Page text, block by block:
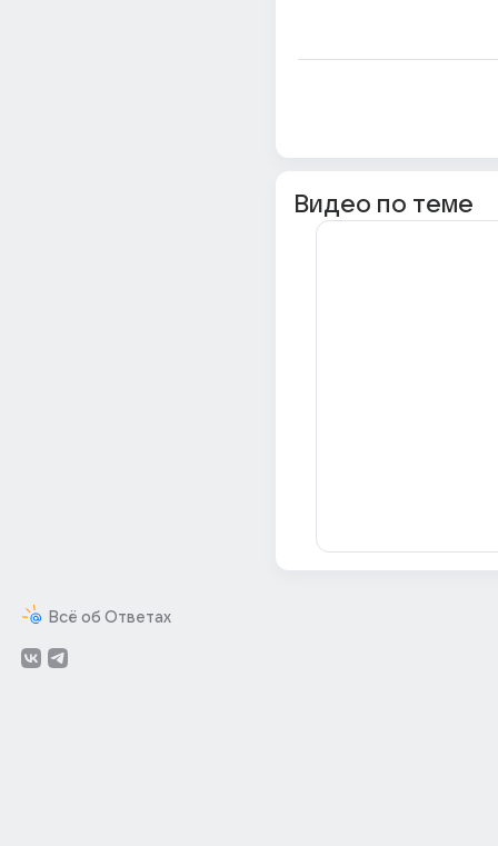
Всё об Ответах
Видео по теме